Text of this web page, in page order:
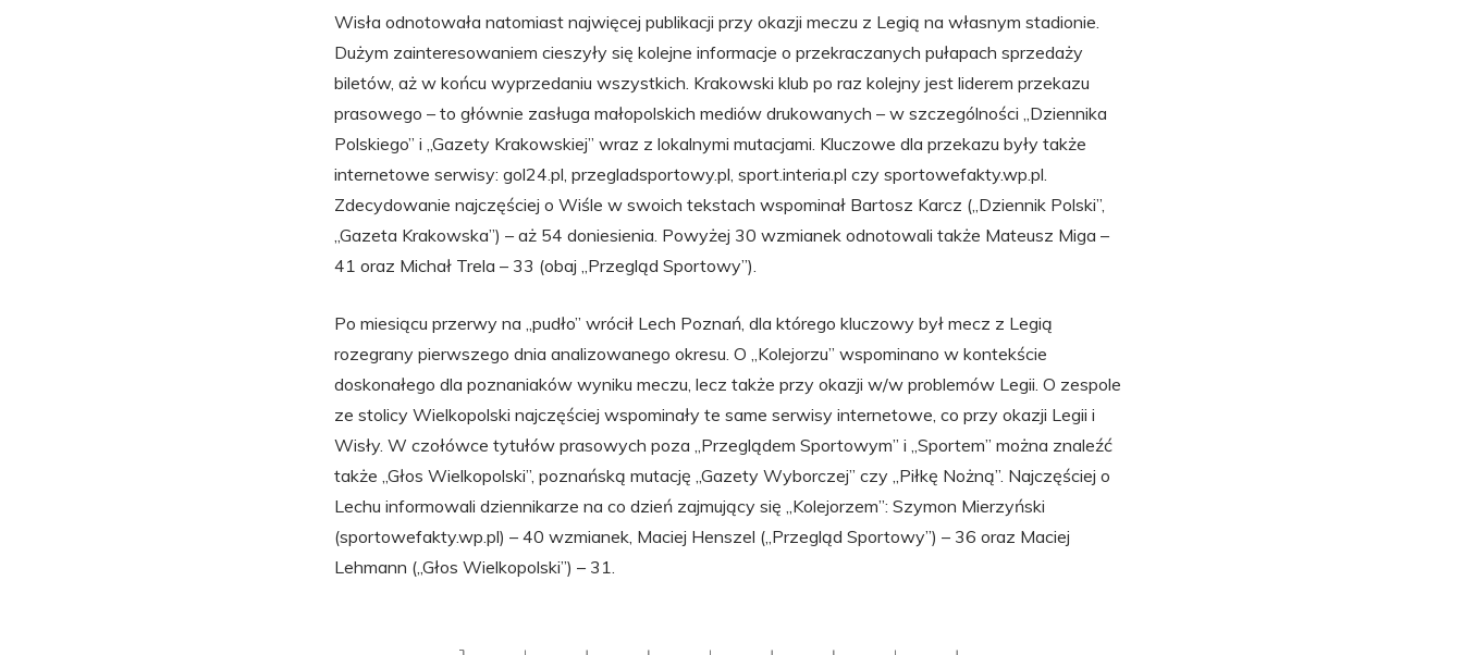
Wisła odnotowała natomiast najwięcej publikacji przy okazji meczu z Legią na własnym stadionie.
Dużym zainteresowaniem cieszyły się kolejne informacje o przekraczanych pułapach sprzedaży
biletów, aż w końcu wyprzedaniu wszystkich. Krakowski klub po raz kolejny jest liderem przekazu
prasowego – to głównie zasługa małopolskich mediów drukowanych – w szczególności „Dziennika
Polskiego” i „Gazety Krakowskiej” wraz z lokalnymi mutacjami. Kluczowe dla przekazu były także
internetowe serwisy: gol24.pl, przegladsportowy.pl, sport.interia.pl czy sportowefakty.wp.pl.
Zdecydowanie najczęściej o Wiśle w swoich tekstach wspominał Bartosz Karcz („Dziennik Polski”,
„Gazeta Krakowska”) – aż 54 doniesienia. Powyżej 30 wzmianek odnotowali także Mateusz Miga –
41 oraz Michał Trela – 33 (obaj „Przegląd Sportowy”).
Po miesiącu przerwy na „pudło” wrócił Lech Poznań, dla którego kluczowy był mecz z Legią
rozegrany pierwszego dnia analizowanego okresu. O „Kolejorzu” wspominano w kontekście
doskonałego dla poznaniaków wyniku meczu, lecz także przy okazji w/w problemów Legii. O zespole
ze stolicy Wielkopolski najczęściej wspominały te same serwisy internetowe, co przy okazji Legii i
Wisły. W czołówce tytułów prasowych poza „Przeglądem Sportowym” i „Sportem” można znaleźć
także „Głos Wielkopolski”, poznańską mutację „Gazety Wyborczej” czy „Piłkę Nożną”. Najczęściej o
Lechu informowali dziennikarze na co dzień zajmujący się „Kolejorzem”: Szymon Mierzyński
(sportowefakty.wp.pl) – 40 wzmianek, Maciej Henszel („Przegląd Sportowy”) – 36 oraz Maciej
Lehmann („Głos Wielkopolski”) – 31.